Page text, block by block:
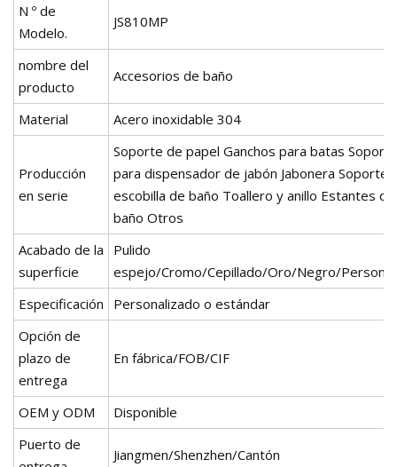
N º de
Modelo.
JS810MP
nombre del
producto
Accesorios de baño
Material Acero inoxidable 304
Producción
en serie
Soporte de papel Ganchos para batas Soporte
para dispensador de jabón Jabonera Soporte
escobilla de baño Toallero y anillo Estantes de
baño Otros
Acabado de la
superficie
Pulido
espejo/Cromo/Cepillado/Oro/Negro/
Especificación
Personalizado o estándar
Opción de
plazo de
entrega
En fábrica/FOB/CIF
OEM y ODM
Disponible
Puerto de
Jiangmen/Shenzhen/Cantón